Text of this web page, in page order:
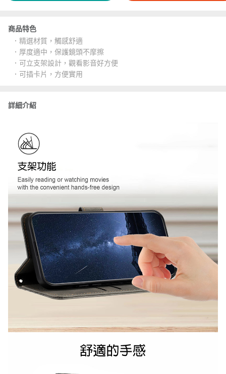
商品特色
．精選材質，觸感舒適
．厚度適中，保護鏡頭不摩擦
．可立支架設計，觀看影音好方便
．可插卡片，方便實用
詳細介紹